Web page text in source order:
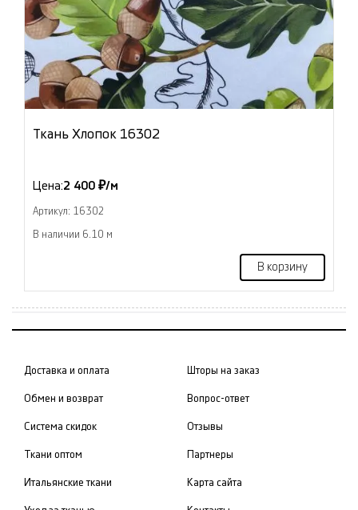
Ткань Хлопок 16302
Цена:2 400 ₽/м
Артикул: 16302
В наличии 6.10 м
В корзину
Доставка и оплата
Обмен и возврат
Система скидок
Ткани оптом
Итальянские ткани
Шторы на заказ
Вопрос-ответ
Отзывы
Партнеры
Карта сайта